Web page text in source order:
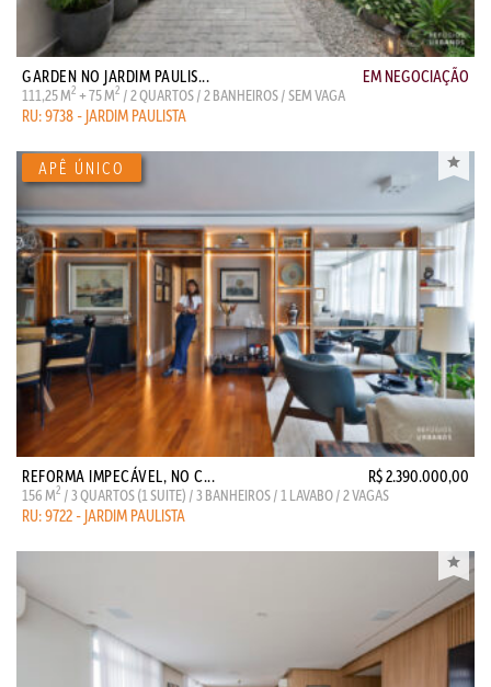
GARDEN NO JARDIM PAULIS... EM NEGOCIAÇÃO
111,25 M2 + 75 M2 / 2 QUARTOS / 2 BANHEIROS / SEM VAGA
RU: 9738 - JARDIM PAULISTA
REFORMA IMPECÁVEL, NO C... R$ 2.390.000,00
156 M2 / 3 QUARTOS (1 SUITE) / 3 BANHEIROS / 1 LAVABO / 2 VAGAS
RU: 9722 - JARDIM PAULISTA